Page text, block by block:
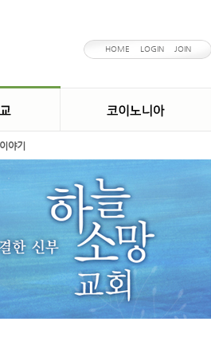
HOME LOGIN JOIN
야기